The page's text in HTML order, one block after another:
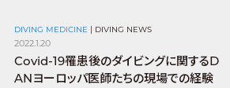
DIVING MEDICINE | DIVING NEWS
2022.1.20
Covid-19罹患後のダイビングに関するD
ANヨーロッパ医師たちの現場での経験